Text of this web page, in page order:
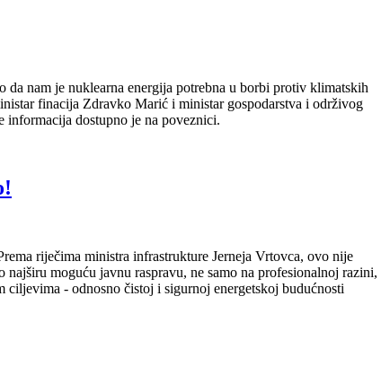
nam je nuklearna energija potrebna u borbi protiv klimatskih
finacija Zdravko Marić i ministar gospodarstva i održivog
informacija dostupno je na poveznici.
riječima ministra infrastrukture Jerneja Vrtovca, ovo nije
moguću javnu raspravu, ne samo na profesionalnoj razini,
- odnosno čistoj i sigurnoj energetskoj budućnosti